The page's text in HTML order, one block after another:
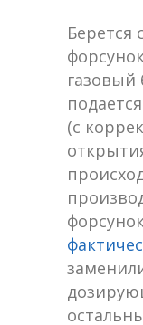
Берется
газовый
(с